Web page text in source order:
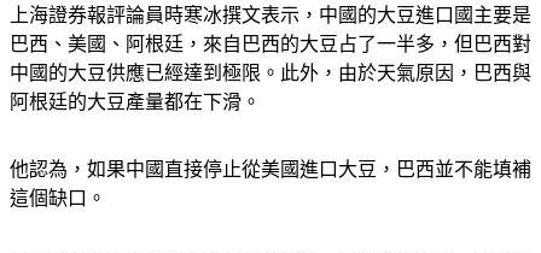
上海證券報評論員時寒冰撰文表示，中國的大豆進口國主要是
巴西、美國、阿根廷，來自巴西的大豆占了一半多，但巴西對
中國的大豆供應已經達到極限。此外，由於天氣原因，巴西與
阿根廷的大豆產量都在下滑。
他認為，如果中國直接停止從美國進口大豆，巴西並不能填補
這個缺口。